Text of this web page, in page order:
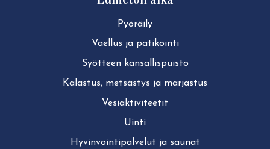
Pyöräily
Vaellus ja patikointi
Syötteen kan­sal­lis­puis­to
Kalastus, metsästys ja marjastus
Ve­siak­ti­vi­tee­tit
Uinti
Hy­vin­voin­ti­pal­ve­lut ja saunat